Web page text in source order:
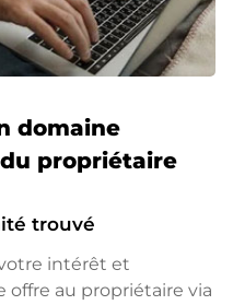
domaine
propriétaire
trouvé
intérêt et
au propriétaire via